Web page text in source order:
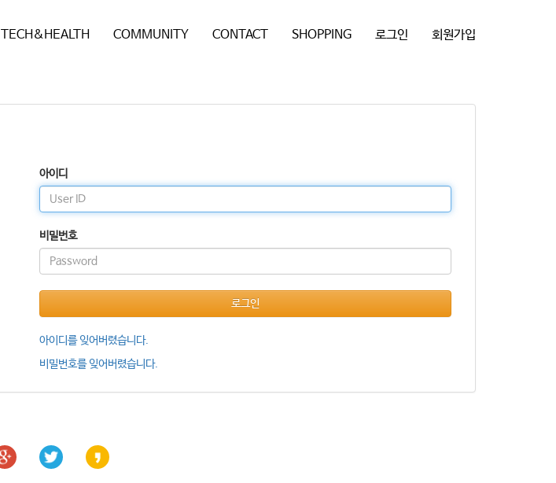
TECH&HEALTH COMMUNITY CONTACT SHOPPING 로그인 회원가입
아이디
비밀번호
로그인
아이디를 잊어버렸습니다.
비밀번호를 잊어버렸습니다.